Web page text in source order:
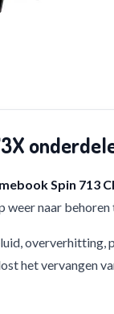
Spin 713
naar
oververhitting,
het vervangen